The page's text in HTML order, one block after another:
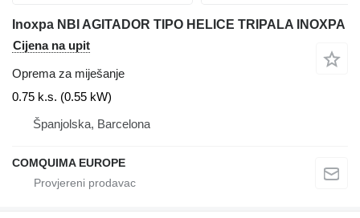
Inoxpa NBI AGITADOR TIPO HELICE TRIPALA INOXPA
Cijena na upit
Oprema za miješanje
0.75 k.s. (0.55 kW)
Španjolska, Barcelona
COMQUIMA EUROPE